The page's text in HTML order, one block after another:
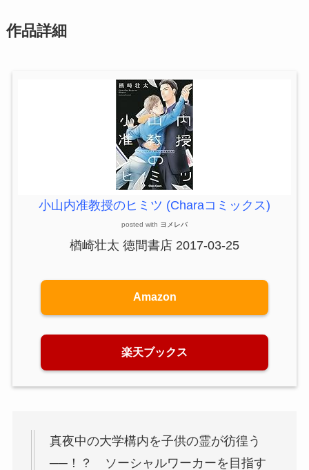
作品詳細
小山内准教授のヒミツ (Charaコミックス)
posted with ヨメレバ
楢崎壮太 徳間書店 2017-03-25
Amazon
楽天ブックス
真夜中の大学構内を子供の霊が彷徨う
──！？ ソーシャルワーカーを目指す